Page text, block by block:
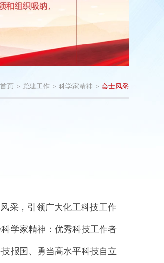
首页 > 党建工作 > 科学家精神 > 会士风采
采，引领广大化工科技工作
学家精神：优秀科技工作者
报国、勇当高水平科技自立